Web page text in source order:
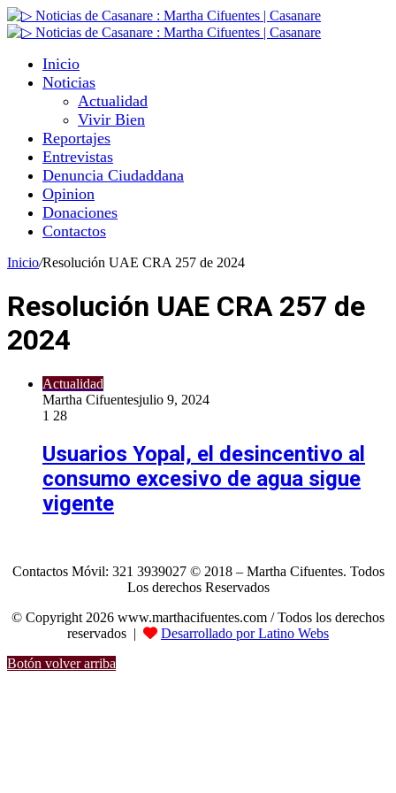
Inicio
Noticias
Actualidad
Vivir Bien
Reportajes
Entrevistas
Denuncia Ciudaddana
Opinion
Donaciones
Contactos
Inicio/Resolución UAE CRA 257 de 2024
Resolución UAE CRA 257 de
2024
Actualidad
Martha Cifuentesjulio 9, 2024
1 28
Usuarios Yopal, el desincentivo al
consumo excesivo de agua sigue
vigente
Contactos Móvil: 321 3939027 © 2018 – Martha Cifuentes. Todos
Los derechos Reservados
© Copyright 2026 www.marthacifuentes.com / Todos los derechos
reservados |
Desarrollado por Latino Webs
Botón volver arriba